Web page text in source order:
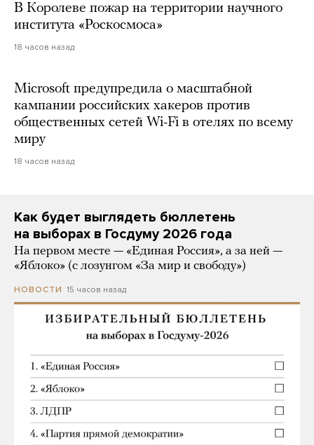
В Королеве пожар на территории научного
института «Роскосмоса»
18 часов назад
Microsoft предупредила о масштабной
кампании российских хакеров против
общественных сетей Wi-Fi в отелях по всему
миру
18 часов назад
Как будет выглядеть бюллетень
на выборах в Госдуму 2026 года
На первом месте — «Единая Россия», а за ней —
«Яблоко» (с лозунгом «За мир и свободу»)
НОВОСТИ 15 часов назад